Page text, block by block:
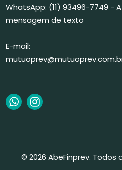
WhatsApp: (11) 93496-7749 -
mensagem de texto
E-mail:
© 2026 AbeFinprev. Todos